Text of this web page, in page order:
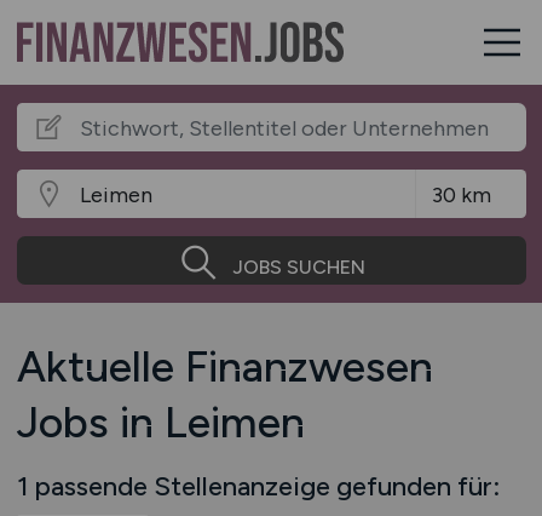
JOBS SUCHEN
Aktuelle Finanzwesen
Jobs in Leimen
1 passende Stellenanzeige gefunden für: